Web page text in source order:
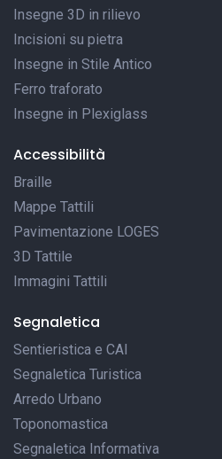
Insegne 3D in rilievo
Incisioni su pietra
Insegne in Stile Antico
Ferro traforato
Insegne in Plexiglass
Accessibilità
Braille
Mappe Tattili
Pavimentazione LOGES
3D Tattile
Immagini Tattili
Segnaletica
Sentieristica e CAI
Segnaletica Turistica
Arredo Urbano
Toponomastica
Segnaletica Informativa